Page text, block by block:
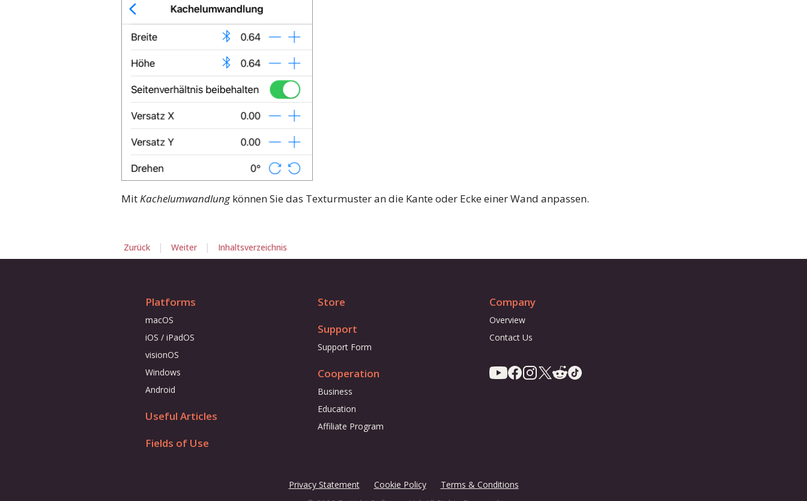
MitKachelumwandlungkönnen Sie das Texturmuster an die Kante oder Ecke einer Wand anpassen.
Zurück | Weiter | Inhaltsverzeichnis
Platforms
macOS
iOS / iPadOS
visionOS
Windows
Android
Useful Articles
Fields of Use
Store
Support
Support Form
Cooperation
Business
Education
Affiliate Program
Company
Overview
Contact Us
Privacy Statement Cookie Policy
Terms & Conditions